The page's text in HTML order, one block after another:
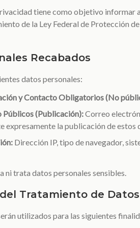
tiene como objetivo informar
de la Ley Federal de Protección
Recabados
datos personales:
y Contacto Obligatorios (No
Públicos (Publicación):Correo
expresamente la publicación de estos
Dirección IP, tipo de navegador,
ni trata datos personales sensibles.
Tratamiento de Datos
utilizados para las siguientes